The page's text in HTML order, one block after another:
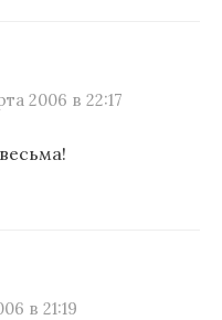
2006 в 22:17
в 21:19